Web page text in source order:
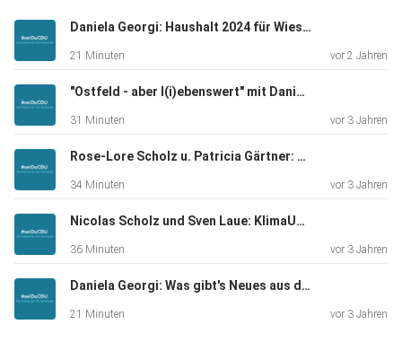
Daniela Georgi: Haushalt 2024 für Wiesbaden - Linksbündnis verschleiert und verschweigt"
21 Minuten vor 2 Jahren
"Ostfeld - aber l(i)ebenswert" mit Daniela Georgi und Nikolas Jacobs
31 Minuten vor 3 Jahren
Rose-Lore Scholz u. Patricia Gärtner: die Frauen Union Wiesbaden
34 Minuten vor 3 Jahren
Nicolas Scholz und Sven Laue: KlimaUnion Hessen
36 Minuten vor 3 Jahren
Daniela Georgi: Was gibt's Neues aus der Stadtverordnetenversammlung?
21 Minuten vor 3 Jahren